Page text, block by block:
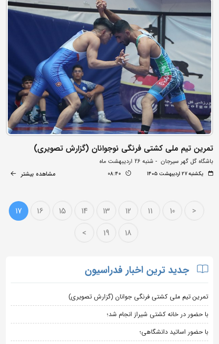
تمرین تیم ملی کشتی فرنگی نوجوانان (گزارش تصویری)
باشگاه گل گهر سیرجان - شنبه 26 اردیبهشت ماه
یکشنبه ۲۷ اردیبهشت ۱۴۰۵ 08:40 مشاهده بیشتر
<
10
11
12
13
14
15
16
17
18
19
>
جدید ترین اخبار فدراسیون
تمرین تیم ملی کشتی فرنگی جوانان (گزارش تصویری)
با حضور در خانه کشتی شیراز انجام شد؛
با حضور اساتید دانشگاهی؛